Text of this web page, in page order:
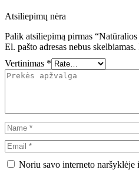
Atsiliepimų nėra
Palik atsiliepimą pirmas
El. pašto adresas nebus skelbiamas.
Vertinimas *
Noriu savo interneto naršyklėje